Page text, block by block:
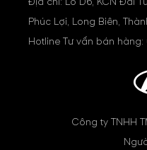
Phúc Lợi, Long Biên,
Hotline Tư vấn bán hàng:
Công ty TNHH